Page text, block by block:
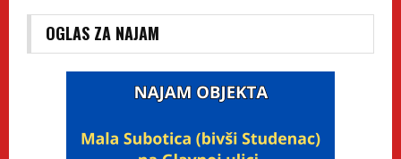
OGLAS ZA NAJAM